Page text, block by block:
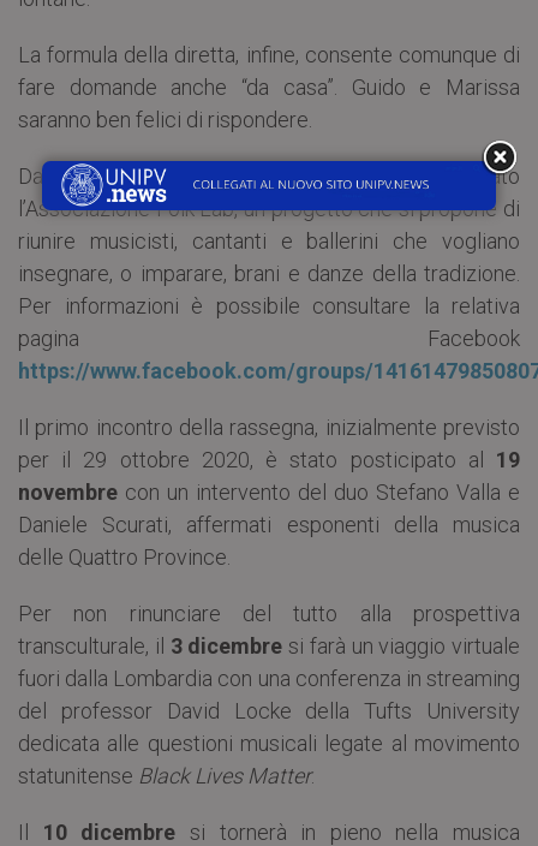
La formula della diretta, infine, consente comunque di
fare domande anche “da casa”. Guido e Marissa
saranno ben felici di rispondere.
Dal 2017 Guido e Marisa Minelli hanno fondato
l’Associazione Folk Lab, un progetto che si propone di
riunire musicisti, cantanti e ballerini che vogliano
insegnare, o imparare, brani e danze della tradizione.
Per informazioni è possibile consultare la relativa
pagina Facebook
https://www.facebook.com/groups/
Il primo incontro della rassegna, inizialmente previsto
per il 29 ottobre 2020, è stato posticipato al 19
novembre con un intervento del duo Stefano Valla e
Daniele Scurati, affermati esponenti della musica
delle Quattro Province.
Per non rinunciare del tutto alla prospettiva
transculturale, il 3 dicembre si farà un viaggio virtuale
fuori dalla Lombardia con una conferenza in streaming
del professor David Locke della Tufts University
dedicata alle questioni musicali legate al movimento
statunitense Black Lives Matter.
Il 10 dicembre si tornerà in pieno nella musica